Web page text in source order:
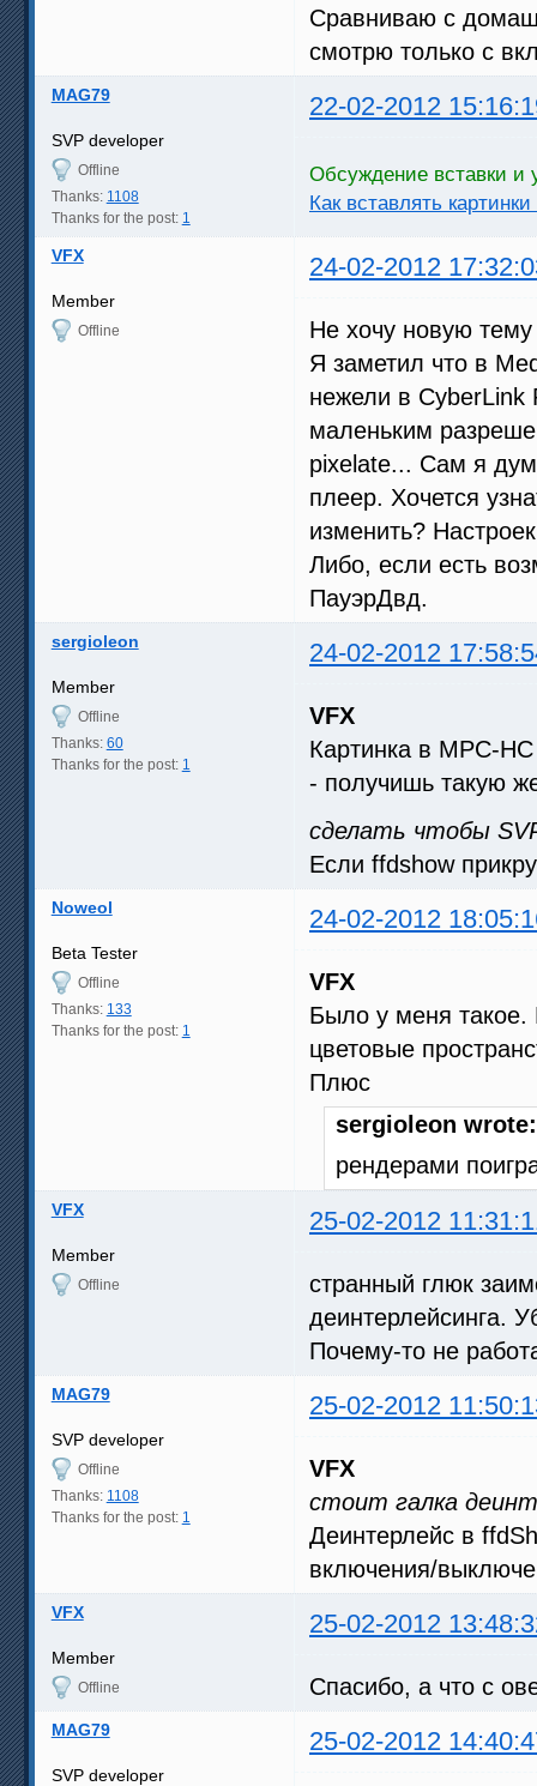
Сравниваю с
смотрю только с
MAG79 22-02-2012
SVP developer
Offline
Thanks: 1108
Thanks for the post: 1
Обсуждение вставки и
Как вставлять
VFX 24-02-2012
Member
Offline
Не хочу новую тему
Я заметил что в
нежели в CyberLink
маленьким
pixelate... Сам я
плеер. Хочется
изменить?
Либо, если есть
ПауэрДвд.
sergioleon 24-02-2012
Member
Offline
Thanks: 60
Thanks for the post: 1
VFX
Картинка в MPC-
- получишь такую
сделать чтобы
Если ffdshow
Noweol 24-02-2012
Beta Tester
Offline
Thanks: 133
Thanks for the post: 1
VFX
Было у меня такое.
цветовые
Плюс
sergioleon wrote:
рендерами
VFX 25-02-2012
Member
Offline
странный глюк
деинтерлейсинга.
Почему-то не
MAG79 25-02-2012
SVP developer
Offline
Thanks: 1108
Thanks for the post: 1
VFX
стоит галка
Деинтерлейс в
включения/
VFX 25-02-2012
Member
Offline Спасибо, а что с
MAG79 25-02-2012
SVP developer